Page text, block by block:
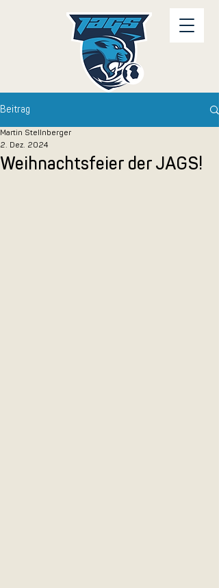
Beitrag
Weihnachtsfeier der JAGS!
Martin Stellnberger
2. Dez. 2024